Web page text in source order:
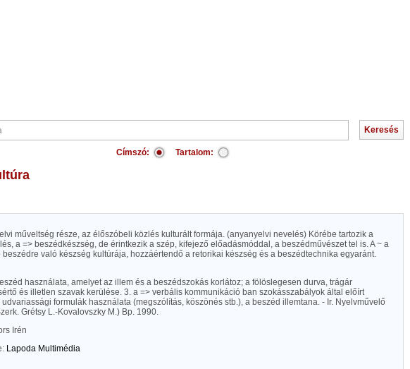
Címszó: Tartalom:
műveltség része, az élőszóbeli közlés kulturált formája. (anyanyelvi nevelés) Körébe tartozik a
a => beszédkészség, de érintkezik a szép, kifejező előadásmóddal, a beszédművészet tel is. A ~ a
beszédre való készség kultúrája, hozzáértendő a retorikai készség és a beszédtechnika egyaránt.
használata, amelyet az illem és a beszédszokás korlátoz; a fölöslegesen durva, trágár
és illetlen szavak kerülése. 3. a => verbális kommunikáció ban szokásszabályok által előírt
formulák használata (megszólítás, köszönés stb.), a beszéd illemtana. - Ir. Nyelvművelő
Grétsy L.-Kovalovszky M.) Bp. 1990.
Irén
Lapoda Multimédia